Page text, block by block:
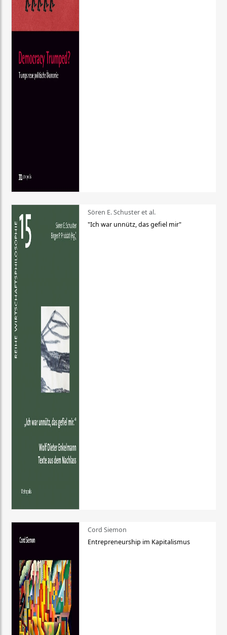
Sören E. Schuster et al.
"Ich war unnütz, das gefiel mir"
Cord Siemon
Entrepreneurship im Kapitalismus